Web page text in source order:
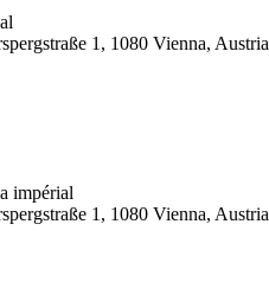
1, 1080 Vienna, Austria
impérial
1, 1080 Vienna, Austria